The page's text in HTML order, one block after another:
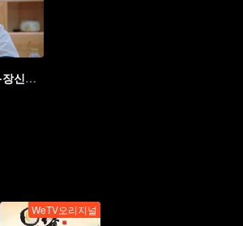
EP.5-2: 이설금·서지성·장신성, 진흙탕의 연동
WeTV오리지널